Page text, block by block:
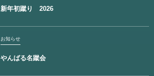
新年初蹴り 2026
お知らせ
やんばる名蹴会